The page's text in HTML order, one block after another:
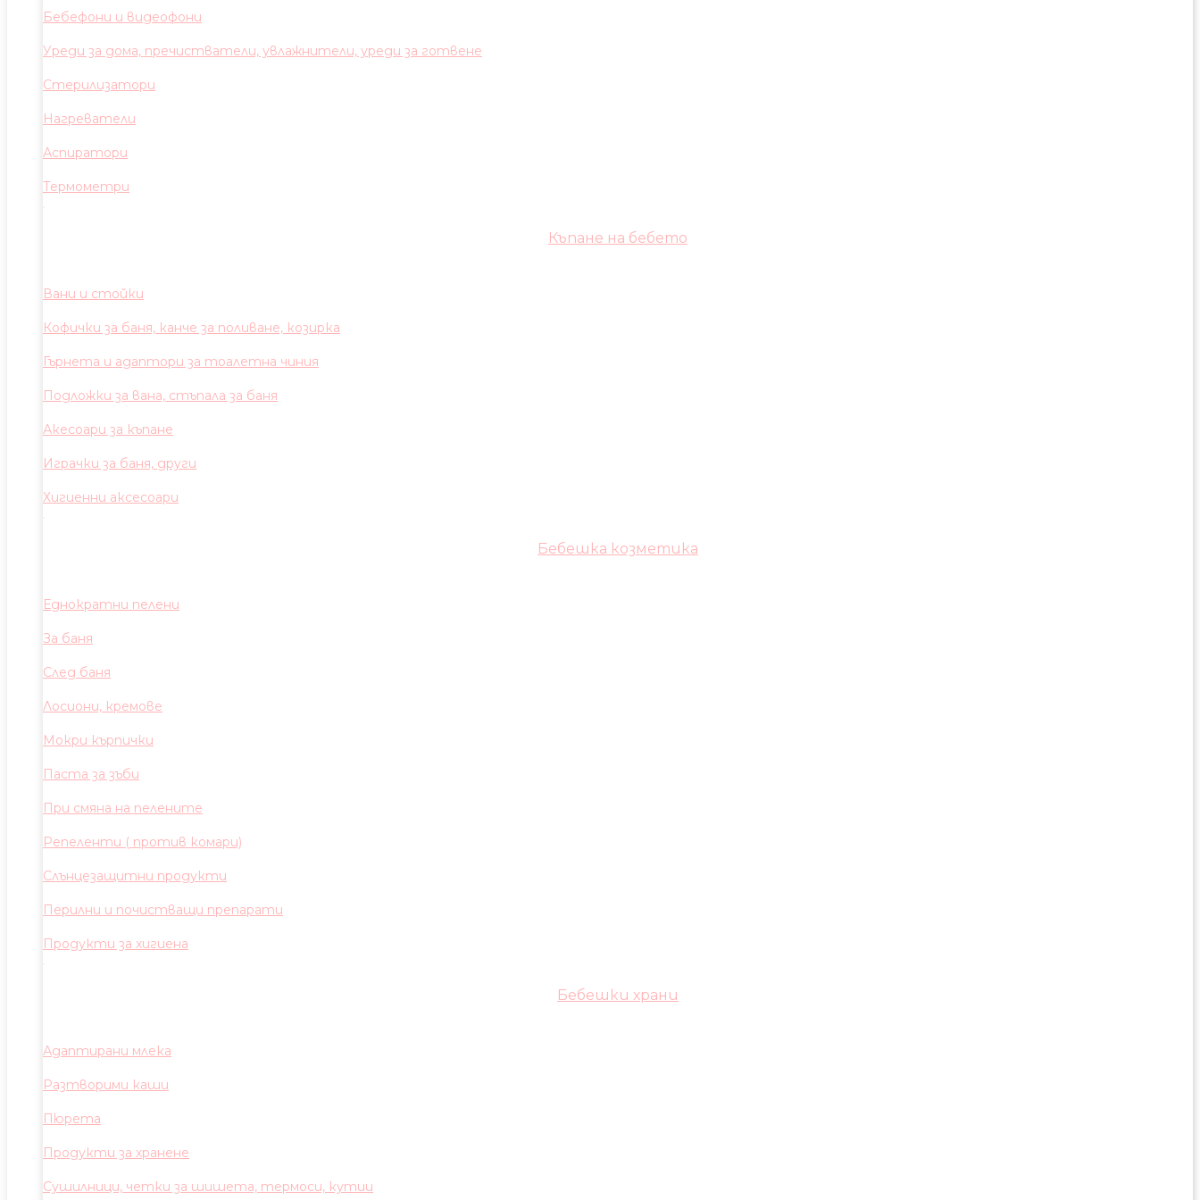
Бебефони и видеофони
Уреди за дома, пречистватели, увлажнители, уреди за готвене
Стерилизатори
Нагреватели
Аспиратори
Термометри
Къпане на бебето
Вани и стойки
Кофички за баня, канче за поливане, козирка
Гърнета и адаптори за тоалетна чиния
Подложки за вана, стъпала за баня
Акесоари за къпане
Играчки за баня, други
Хигиенни аксесоари
Бебешка козметика
Еднократни пелени
За баня
След баня
Лосиони, кремове
Мокри кърпички
Паста за зъби
При смяна на пелените
Репеленти ( против комари)
Слънцезащитни продукти
Перилни и почистващи препарати
Продукти за хигиена
Бебешки храни
Адаптирани млека
Разтворими каши
Пюрета
Продукти за хранене
Сушилници, четки за шишета, термоси, кутии